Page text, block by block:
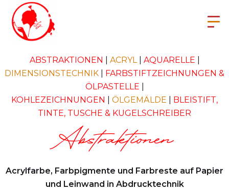
ABSTRAKTIONEN ACRYL| AQUARELLE
DIMENSIONSTECHNIK
FARBSTIFTZEICHNUNGEN &
ÖLPASTELLE
KOHLEZEICHNUNGEN
ÖLGEMÄLDE
BLEISTIFT,
TINTE, TUSCHE & KUGELSCHREIBER
Abstraktionen
Acrylfarbe, Farbpigmente und Farbreste auf Papier
und Leinwand in Abdrucktechnik